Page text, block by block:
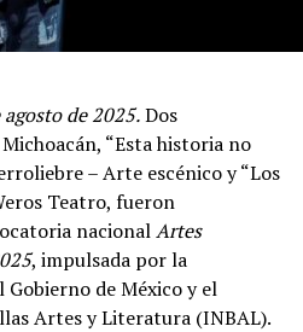
de 2025.Dos
“Esta historia no
– Arte escénico y “Los
Teatro, fueron
nacionalArtes
, impulsada por la
de México y el
Artes y Literatura (INBAL).